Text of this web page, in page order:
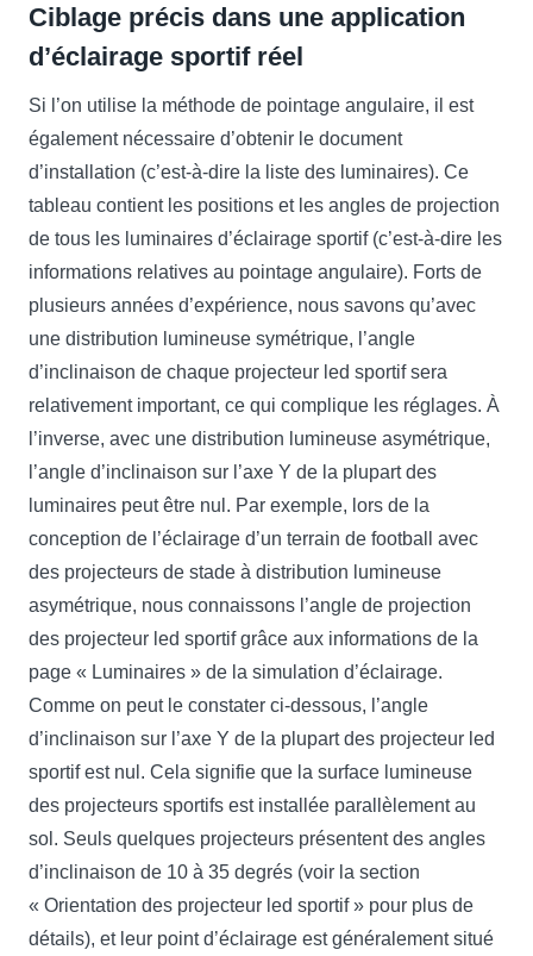
Ciblage précis dans une application
d’éclairage sportif réel
Si l’on utilise la méthode de pointage angulaire, il est
également nécessaire d’obtenir le document
d’installation (c’est-à-dire la liste des luminaires). Ce
tableau contient les positions et les angles de projection
de tous les luminaires d’éclairage sportif (c’est-à-dire les
informations relatives au pointage angulaire). Forts de
plusieurs années d’expérience, nous savons qu’avec
une distribution lumineuse symétrique, l’angle
d’inclinaison de chaque projecteur led sportif sera
relativement important, ce qui complique les réglages. À
l’inverse, avec une distribution lumineuse asymétrique,
l’angle d’inclinaison sur l’axe Y de la plupart des
luminaires peut être nul. Par exemple, lors de la
conception de l’éclairage d’un terrain de football avec
des projecteurs de stade à distribution lumineuse
asymétrique, nous connaissons l’angle de projection
des projecteur led sportif grâce aux informations de la
page « Luminaires » de la simulation d’éclairage.
Comme on peut le constater ci-dessous, l’angle
d’inclinaison sur l’axe Y de la plupart des projecteur led
sportif est nul. Cela signifie que la surface lumineuse
des projecteurs sportifs est installée parallèlement au
sol. Seuls quelques projecteurs présentent des angles
d’inclinaison de 10 à 35 degrés (voir la section
« Orientation des projecteur led sportif » pour plus de
détails), et leur point d’éclairage est généralement situé